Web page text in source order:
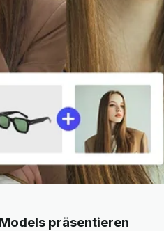
präsentieren